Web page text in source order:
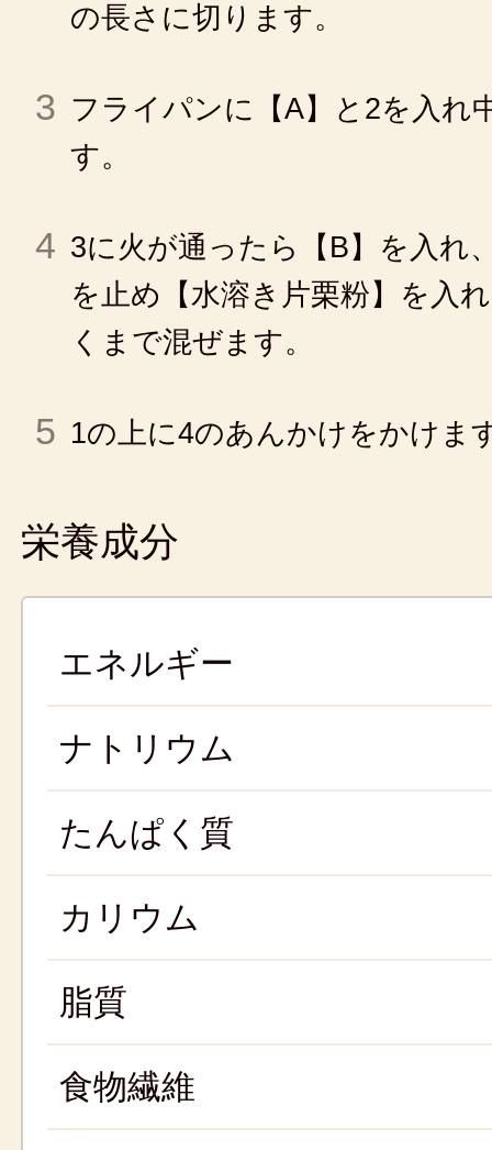
の長さに切ります。
3 フライパンに【A】と2を入れ
す。
4 3に火が通ったら【B】を入れ
を止め【水溶き片栗粉】を入
くまで混ぜます。
5 1の上に4のあんかけをかけま
栄養成分
エネルギー
ナトリウム
たんぱく質
カリウム
脂質
食物繊維